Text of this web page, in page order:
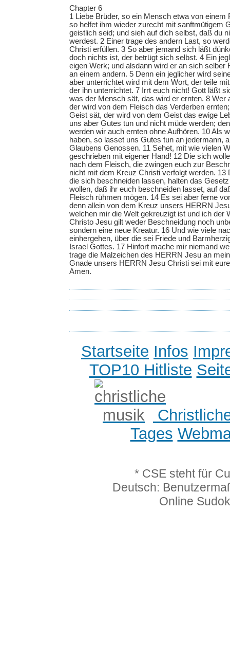
Chapter 6
1 Liebe Brüder, so ein Mensch etwa von einem
so helfet ihm wieder zurecht mit sanftmütigem
geistlich seid; und sieh auf dich selbst, daß du
werdest. 2 Einer trage des andern Last, so
Christi erfüllen. 3 So aber jemand sich läßt
doch nichts ist, der betrügt sich selbst. 4 Ein
eigen Werk; und alsdann wird er an sich selber
an einem andern. 5 Denn ein jeglicher wird
aber unterrichtet wird mit dem Wort, der teile
der ihn unterrichtet. 7 Irrt euch nicht! Gott läßt
was der Mensch sät, das wird er ernten. 8 Wer
der wird von dem Fleisch das Verderben
Geist sät, der wird von dem Geist das ewige
uns aber Gutes tun und nicht müde werden;
werden wir auch ernten ohne Aufhören. 10 Als
haben, so lasset uns Gutes tun an jedermann,
Glaubens Genossen. 11 Sehet, mit wie vielen
geschrieben mit eigener Hand! 12 Die sich
nach dem Fleisch, die zwingen euch zur
nicht mit dem Kreuz Christi verfolgt werden. 13
die sich beschneiden lassen, halten das
wollen, daß ihr euch beschneiden lasset, auf
Fleisch rühmen mögen. 14 Es sei aber ferne
denn allein von dem Kreuz unsers HERRN
welchen mir die Welt gekreuzigt ist und ich der
Christo Jesu gilt weder Beschneidung noch
sondern eine neue Kreatur. 16 Und wie viele
einhergehen, über die sei Friede und
Israel Gottes. 17 Hinfort mache mir niemand
trage die Malzeichen des HERRN Jesu an
Gnade unsers HERRN Jesu Christi sei mit
Amen.
Startseite Infos
TOP10 Hitliste
Tages
* CSE steht für
Deutsch:
Online